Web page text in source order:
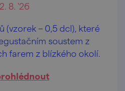
8. '26
(vzorek – 0,5 dcl), které
soustem z
farem z blízkého okolí.